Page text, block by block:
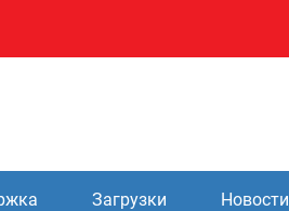
Загрузки Новости